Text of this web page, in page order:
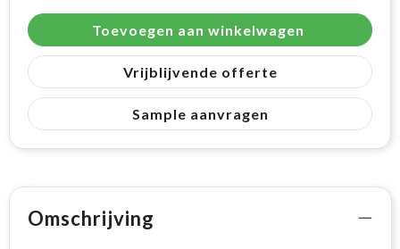
Toevoegen aan winkelwagen
Vrijblijvende offerte
Sample aanvragen
Omschrijving